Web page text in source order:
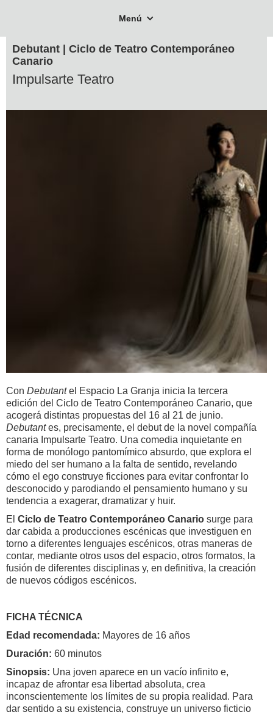
Menú
Debutant | Ciclo de Teatro Contemporáneo
Canario
Impulsarte Teatro
Con Debutantel Espacio La Granja inicia la tercera
edición del Ciclo de Teatro Contemporáneo Canario, que
acogerá distintas propuestas del 16 al 21 de junio.
Debutantes, precisamente, el debut de la novel compañía
canaria Impulsarte Teatro. Una comedia inquietante en
forma de monólogo pantomímico absurdo, que explora el
miedo del ser humano a la falta de sentido, revelando
cómo el ego construye ficciones para evitar confrontar lo
desconocido y parodiando el pensamiento humano y su
tendencia a exagerar, dramatizar y huir.
El Ciclo de Teatro Contemporáneo Canario surge para
dar cabida a producciones escénicas que investiguen en
torno a diferentes lenguajes escénicos, otras maneras de
contar, mediante otros usos del espacio, otros formatos, la
fusión de diferentes disciplinas y, en definitiva, la creación
de nuevos códigos escénicos.
FICHA TÉCNICA
Edad recomendada: Mayores de 16 años
Duración: 60 minutos
Sinopsis: Una joven aparece en un vacío infinito e,
incapaz de afrontar esa libertad absoluta, crea
inconscientemente los límites de su propia realidad. Para
dar sentido a su existencia, construye un universo ficticio